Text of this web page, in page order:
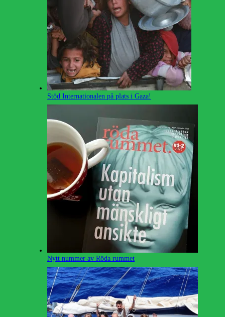
Stöd Internationalen på plats i Gaza!
Nytt nummer av Röda rummet